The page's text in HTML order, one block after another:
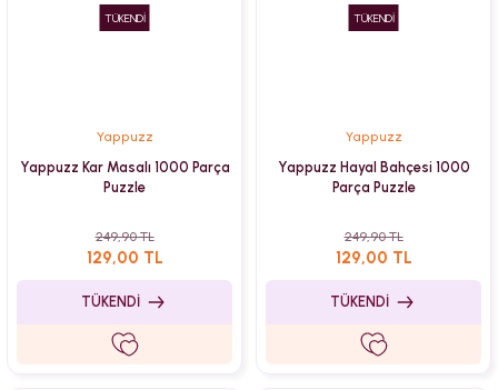
TÜKENDİ
Yappuzz
Yappuzz Kar Masalı 1000 Parça
Puzzle
249,90 TL
129,00 TL
TÜKENDİ
TÜKENDİ
Yappuzz
Yappuzz Hayal Bahçesi 1000
Parça Puzzle
249,90 TL
129,00 TL
TÜKENDİ